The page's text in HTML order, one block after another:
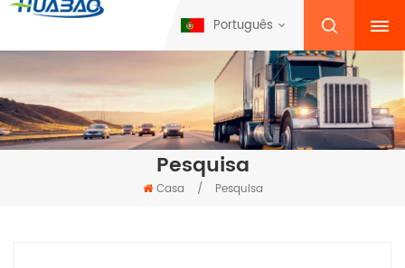
Português
Pesquisa
Casa / Pesquisa